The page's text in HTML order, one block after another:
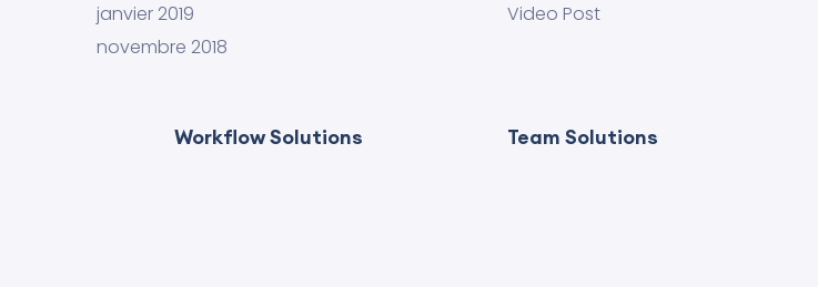
janvier 2019
novembre 2018
Video Post
Workflow Solutions Team Solutions